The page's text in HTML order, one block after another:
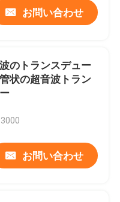
お問い合わせ
のトランスデュー
状の超音波トラン
お問い合わせ